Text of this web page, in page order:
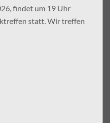
findet um 19 Uhr
statt. Wir treffen